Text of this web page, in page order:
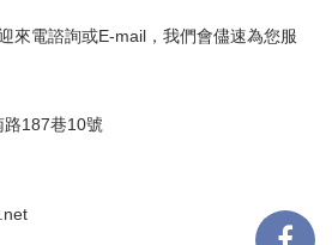
來電諮詢或E-mail，我們會儘速為您服
路187巷10號